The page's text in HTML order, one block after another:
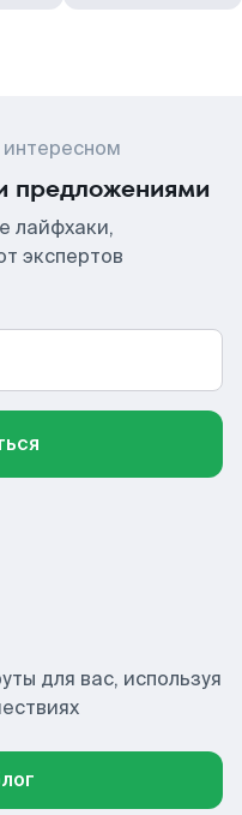
предложениями
лайфхаки,
экспертов
для вас, используя